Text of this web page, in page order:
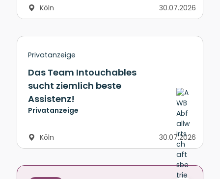
Köln 30.07.2026
Privatanzeige
Das Team Intouchables
sucht ziemlich beste
Assistenz!
Privatanzeige
Köln 30.07.2026